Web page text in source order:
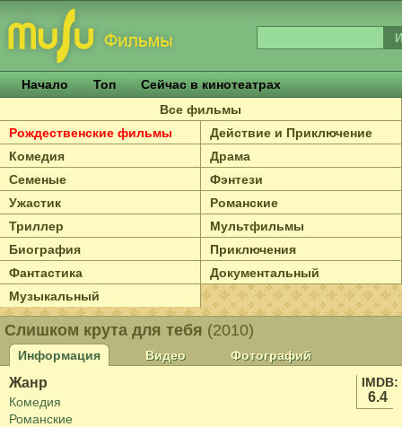
Начало Топ
Сейчас в кинотеатрах
Все фильмы
Рождественские фильмы
Действие и Приключение
Комедия
Драма
Семеные
Фэнтези
Ужастик
Романские
Триллер
Мультфильмы
Биография
Приключения
Фантастика
Документальный
Музыкальный
Слишком крута для тебя (2010)
Информация Видео
Фотографий
IMDB:
6.4
Жанр
Комедия
Романские